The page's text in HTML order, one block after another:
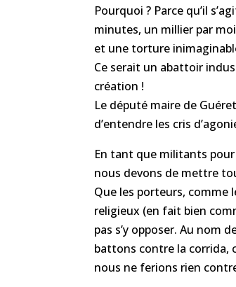
Pourquoi ? Parce qu’il
minutes, un millier par
et une torture
Ce serait un abattoir
création !
Le député maire de
d’entendre les cris
En tant que militants
nous devons de mettre
Que les porteurs, comme
religieux (en fait bien
pas s’y opposer. Au nom
battons contre la corrida,
nous ne ferions rien